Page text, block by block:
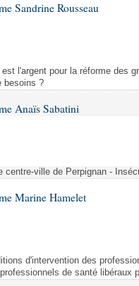
Sandrine Rousseau
l'argent pour la réforme des
besoins ?
Anaïs Sabatini
centre-ville de Perpignan -
Marine Hamelet
d'intervention des
de santé libéraux